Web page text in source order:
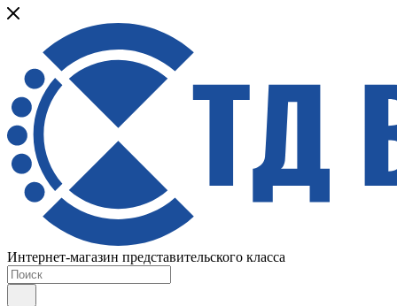
Интернет-магазин представительского класса